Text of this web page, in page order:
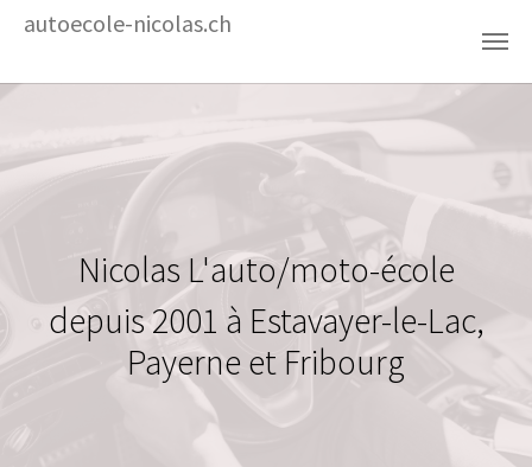
autoecole-nicolas.ch
Nicolas L'auto/moto-école
depuis 2001 à Estavayer-le-Lac,
Payerne et Fribourg